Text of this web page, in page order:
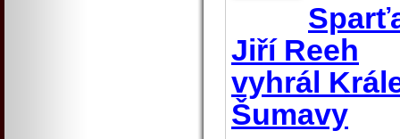
Jiří Reeh
vyhrál
Šumavy